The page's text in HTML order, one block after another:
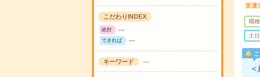
こだわりINDEX
絶対 ---
できれば ---
キーワード ---
派遣
職
土